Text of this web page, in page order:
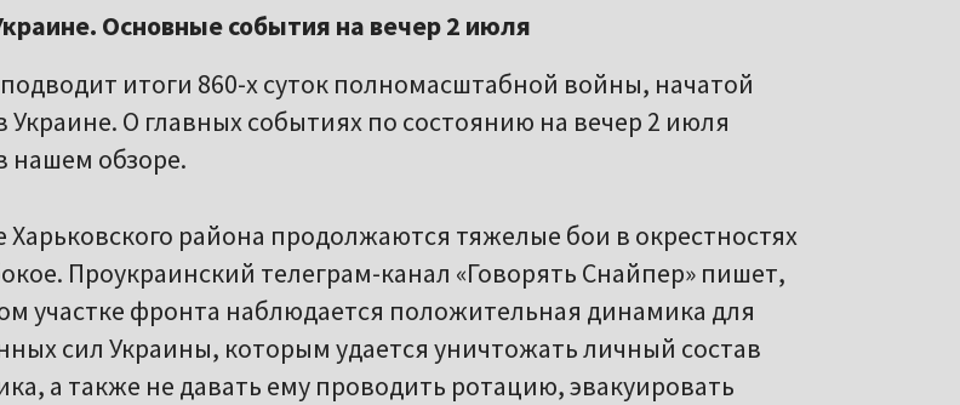
Основные события на вечер 2 июля
подводит итоги 860-х суток полномасштабной войны, начатой
Украине. О главных событиях по состоянию на вечер 2 июля
нашем обзоре.
Харьковского района продолжаются тяжелые бои в окрестностях
Проукраинский телеграм-канал «Говорять Снайпер» пишет,
участке фронта наблюдается положительная динамика для
сил Украины, которым удается уничтожать личный состав
а также не давать ему проводить ротацию, эвакуировать